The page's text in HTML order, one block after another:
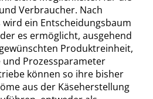
Verbraucher. Nach
ein Entscheidungsbaum
es ermöglicht, ausgehend
Produktreinheit,
Prozessparameter
können so ihre bisher
aus der Käseherstellung